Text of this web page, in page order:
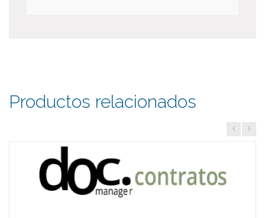
Productos relacionados